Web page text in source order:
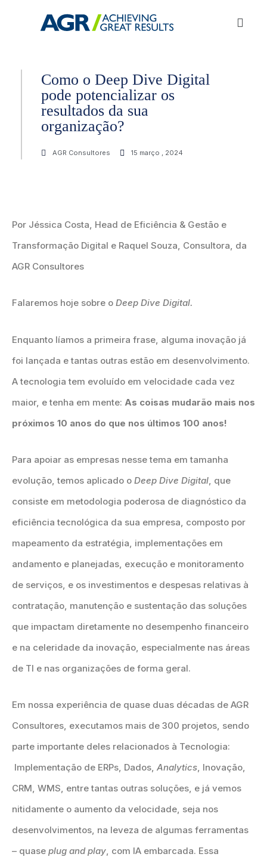
Como o Deep Dive Digital
pode potencializar os
resultados da sua
organização?
AGR Consultores 15 março , 2024
Por Jéssica Costa, Head de Eficiência & Gestão e
Transformação Digital e Raquel Souza, Consultora, da
AGR Consultores
Falaremos hoje sobre o Deep Dive Digital.
Enquanto líamos a primeira frase, alguma inovação já
foi lançada e tantas outras estão em desenvolvimento.
A tecnologia tem evoluído em velocidade cada vez
maior, e tenha em mente: As coisas mudarão mais nos
próximos 10 anos do que nos últimos 100 anos!
Para apoiar as empresas nesse tema em tamanha
evolução, temos aplicado o Deep Dive Digital, que
consiste em metodologia poderosa de diagnóstico da
eficiência tecnológica da sua empresa, composto por
mapeamento da estratégia, implementações em
andamento e planejadas, execução e monitoramento
de serviços, e os investimentos e despesas relativas à
contratação, manutenção e sustentação das soluções
que impactam diretamente no desempenho financeiro
e na celeridade da inovação, especialmente nas áreas
de TI e nas organizações de forma geral.
Em nossa experiência de quase duas décadas de AGR
Consultores, executamos mais de 300 projetos, sendo
parte importante deles relacionados à Tecnologia:
Implementação de ERPs, Dados, Analytics, Inovação,
CRM, WMS, entre tantas outras soluções, e já vemos
nitidamente o aumento da velocidade, seja nos
desenvolvimentos, na leveza de algumas ferramentas
– quase plug and play, com IA embarcada. Essa